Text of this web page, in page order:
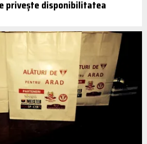
privește disponibilitatea